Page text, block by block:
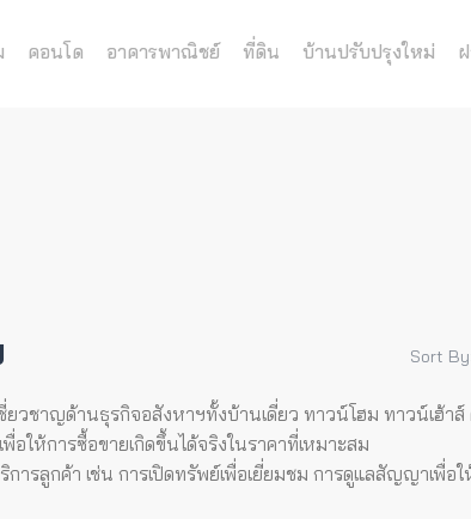
คอนโด อาคารพาณิชย์ ที่ดิน บ้านปรับปรุงใหม่
Sort By:
ชาญด้านธุรกิจอสังหาฯทั้งบ้านเดี่ยว ทาวน์โฮม ทาวน์เฮ้าส์
ให้การซื้อขายเกิดขึ้นได้จริงในราคาที่เหมาะสม
ลูกค้า เช่น การเปิดทรัพย์เพื่อเยี่ยมชม การดูแลสัญญาเพื่อใ